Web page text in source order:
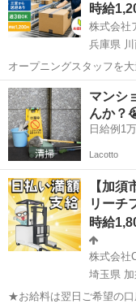
時給
株式会社
兵庫県
オープニングスタッフを大量募集します！
料商品の仕分け・検品などの軽作業です。
兵庫 川西市
マンシ
んか？
Lacotto
【加
リーチ
時給
株式会社
埼玉県
★お給料は翌日ご希望の